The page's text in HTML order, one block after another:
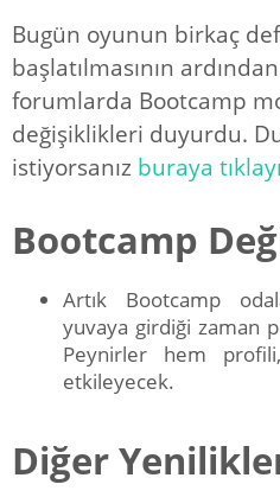
Bugün oyunun birkaç
başlatılmasının
forumlarda Bootcamp
değişiklikleri duyurdu.
istiyorsanız buraya
Bootcamp
Artık Bootcamp
yuvaya girdiği zaman
Peynirler hem
etkileyecek.
Diğer